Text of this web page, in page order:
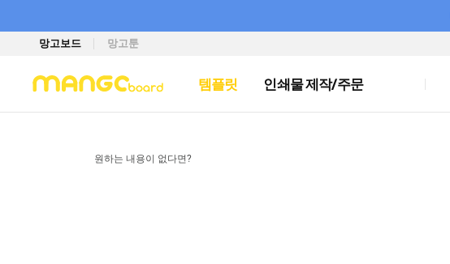
망고보드 망고툰
템플릿 인쇄물 제작/주문
원하는 내용이 없다면?